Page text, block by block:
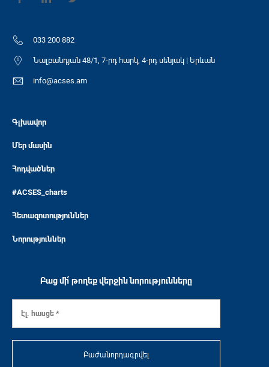
033 200 882
Նալբանդյան 48/1, 7-րդ հարկ, 4-րդ սենյակ | Երևան
info@acses.am
Գլխավոր
Մեր մասին
Հոդվածներ
#ACSES_charts
Հետազոտություններ
Նորություններ
Բաց մի՛ թողեք վերջին նորությունները